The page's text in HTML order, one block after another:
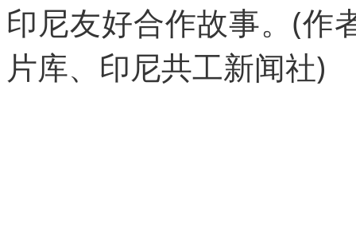
印尼友好合作故事。(作
片库、印尼共工新闻社)